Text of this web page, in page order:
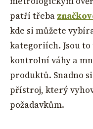
patří třeba
kde si můžete
kategoriích. Jsou
kontrolní váhy a
produktů. Snadno
přístroj, který
požadavkům.